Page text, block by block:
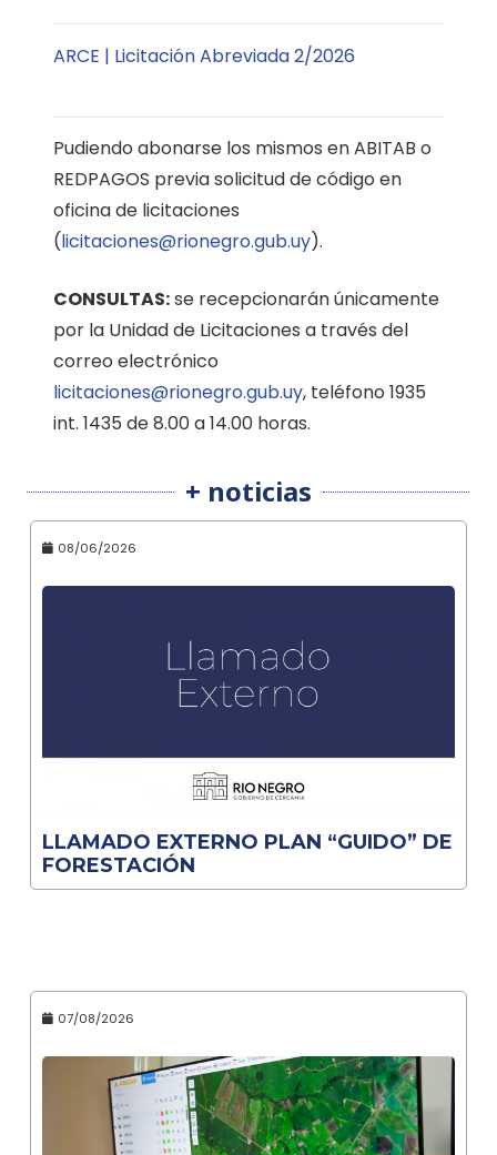
ARCE | Licitación Abreviada 2/2026
Pudiendo abonarse los mismos en ABITAB o
REDPAGOS previa solicitud de código en
oficina de licitaciones
(licitaciones@rionegro.gub.uy).
CONSULTAS:se recepcionarán únicamente
por la Unidad de Licitaciones a través del
correo electrónico
licitaciones@rionegro.gub.uy, teléfono 1935
int. 1435 de 8.00 a 14.00 horas.
+ noticias
08/06/2026
LLAMADO EXTERNO PLAN “GUIDO” DE
FORESTACIÓN
07/08/2026